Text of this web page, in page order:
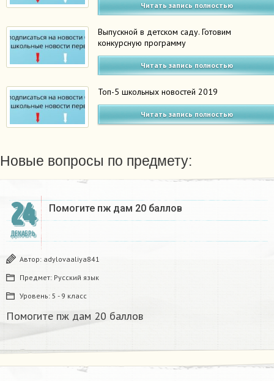
Читать запись полностью
Выпускной в детском саду. Готовим
конкурсную программу
Читать запись полностью
Топ-5 школьных новостей 2019
Читать запись полностью
Новые вопросы по предмету:
24
ДЕКАБРЬ
Помогите пж дам 20 баллов ​
Автор: adylovaaliya841
Предмет: Русский язык
Уровень: 5 - 9 класс
Помогите пж дам 20 баллов ​